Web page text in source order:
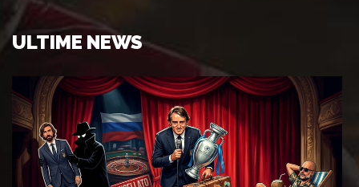
ULTIME NEWS